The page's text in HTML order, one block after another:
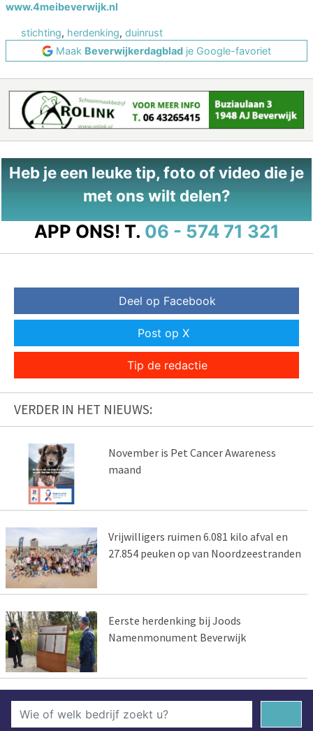
www.4meibeverwijk.nl
stichting, herdenking, duinrust
Maak Beverwijkerdagblad je Google-favoriet
Heb je een leuke tip, foto of video die je
met ons wilt delen?
APP ONS! T. 06 - 574 71 321
Deel op Facebook
Post op X
Tip de redactie
VERDER IN HET NIEUWS:
November is Pet Cancer Awareness
maand
Vrijwilligers ruimen 6.081 kilo afval en
27.854 peuken op van Noordzeestranden
Eerste herdenking bij Joods
Namenmonument Beverwijk